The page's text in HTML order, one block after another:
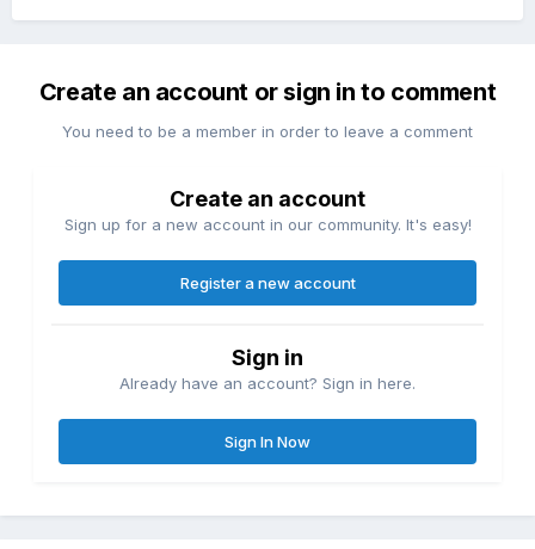
Create an account or sign in to comment
You need to be a member in order to leave a comment
Create an account
Sign up for a new account in our community. It's easy!
Register a new account
Sign in
Already have an account? Sign in here.
Sign In Now